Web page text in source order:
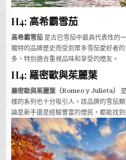
H4: 高希霸雪茄
高希霸雪茄 是古巴雪茄中最具代表性的
獨特的品牌歷史而受到眾多雪茄愛好者
多，特別適合重視品味和享受的煙友。
H4: 羅密歐與茱麗葉
羅密歐與茱麗葉（Romeo y Julieta）
樣的系列也十分吸引人。該品牌的雪茄
論是新手還是經驗豐富的煙民，都能找到